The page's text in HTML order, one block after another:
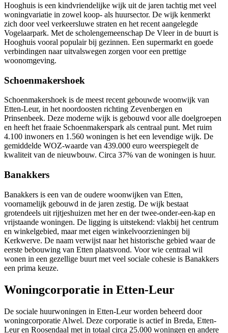
Hooghuis is een kindvriendelijke wijk uit de jaren tachtig met veel
woningvariatie in zowel koop- als huursector. De wijk kenmerkt
zich door veel verkeersluwe straten en het recent aangelegde
Vogelaarpark. Met de scholengemeenschap De Vleer in de buurt is
Hooghuis vooral populair bij gezinnen. Een supermarkt en goede
verbindingen naar uitvalswegen zorgen voor een prettige
woonomgeving.
Schoenmakershoek
Schoenmakershoek is de meest recent gebouwde woonwijk van
Etten-Leur, in het noordoosten richting Zevenbergen en
Prinsenbeek. Deze moderne wijk is gebouwd voor alle doelgroepen
en heeft het fraaie Schoenmakerspark als centraal punt. Met ruim
4.100 inwoners en 1.560 woningen is het een levendige wijk. De
gemiddelde WOZ-waarde van 439.000 euro weerspiegelt de
kwaliteit van de nieuwbouw. Circa 37% van de woningen is huur.
Banakkers
Banakkers is een van de oudere woonwijken van Etten,
voornamelijk gebouwd in de jaren zestig. De wijk bestaat
grotendeels uit rijtjeshuizen met her en der twee-onder-een-kap en
vrijstaande woningen. De ligging is uitstekend: vlakbij het centrum
en winkelgebied, maar met eigen winkelvoorzieningen bij
Kerkwerve. De naam verwijst naar het historische gebied waar de
eerste bebouwing van Etten plaatsvond. Voor wie centraal wil
wonen in een gezellige buurt met veel sociale cohesie is Banakkers
een prima keuze.
Woningcorporatie in Etten-Leur
De sociale huurwoningen in Etten-Leur worden beheerd door
woningcorporatie Alwel. Deze corporatie is actief in Breda, Etten-
Leur en Roosendaal met in totaal circa 25.000 woningen en andere